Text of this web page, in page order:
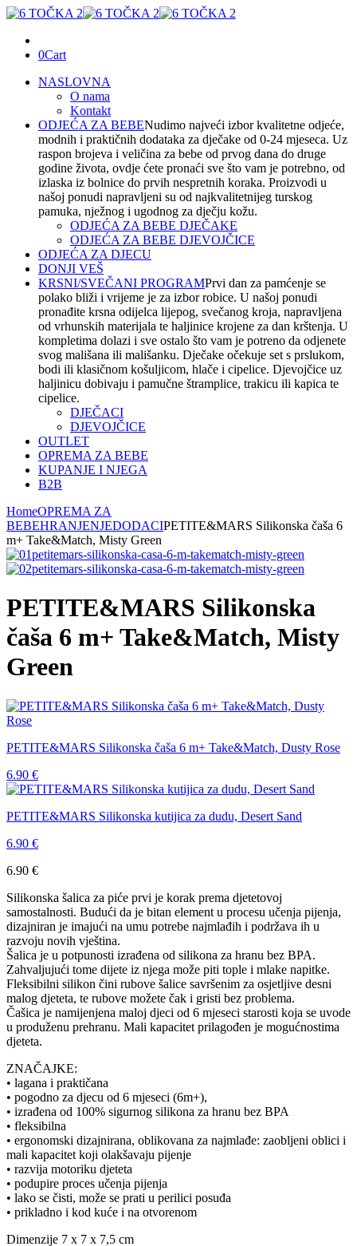
0Cart
NASLOVNA
O nama
Kontakt
ODJEĆA ZA BEBENudimo najveći izbor kvalitetne odjeće,
modnih i praktičnih dodataka za dječake od 0-24 mjeseca. Uz
raspon brojeva i veličina za bebe od prvog dana do druge
godine života, ovdje ćete pronaći sve što vam je potrebno, od
izlaska iz bolnice do prvih nespretnih koraka. Proizvodi u
našoj ponudi napravljeni su od najkvalitetnijeg turskog
pamuka, nježnog i ugodnog za dječju kožu.
ODJEĆA ZA BEBE DJEČAKE
ODJEĆA ZA BEBE DJEVOJČICE
ODJEĆA ZA DJECU
DONJI VEŠ
KRSNI/SVEČANI PROGRAMPrvi dan za pamćenje se
polako bliži i vrijeme je za izbor robice. U našoj ponudi
pronađite krsna odijelca lijepog, svečanog kroja, napravljena
od vrhunskih materijala te haljinice krojene za dan krštenja. U
kompletima dolazi i sve ostalo što vam je potreno da odjenete
svog mališana ili mališanku. Dječake očekuje set s prslukom,
bodi ili klasičnom košuljicom, hlače i cipelice. Djevojčice uz
haljinicu dobivaju i pamučne štramplice, trakicu ili kapica te
cipelice.
DJEČACI
DJEVOJČICE
OUTLET
OPREMA ZA BEBE
KUPANJE I NJEGA
B2B
HomeOPREMA ZA
BEBEHRANJENJEDODACIPETITE&MARS Silikonska čaša 6
m+ Take&Match, Misty Green
PETITE&MARS Silikonska
čaša 6 m+ Take&Match, Misty
Green
PETITE&MARS Silikonska čaša 6 m+ Take&Match, Dusty Rose
6.90 €
PETITE&MARS Silikonska kutijica za dudu, Desert Sand
6.90 €
6.90 €
Silikonska šalica za piće prvi je korak prema djetetovoj
samostalnosti. Budući da je bitan element u procesu učenja pijenja,
dizajniran je imajući na umu potrebe najmlađih i podržava ih u
razvoju novih vještina.
Šalica je u potpunosti izrađena od silikona za hranu bez BPA.
Zahvaljujući tome dijete iz njega može piti tople i mlake napitke.
Fleksibilni silikon čini rubove šalice savršenim za osjetljive desni
malog djeteta, te rubove možete čak i gristi bez problema.
Čašica je namijenjena maloj djeci od 6 mjeseci starosti koja se uvode
u produženu prehranu. Mali kapacitet prilagođen je mogućnostima
djeteta.
ZNAČAJKE:
• lagana i praktičana
• pogodno za djecu od 6 mjeseci (6m+),
• izrađena od 100% sigurnog silikona za hranu bez BPA
• fleksibilna
• ergonomski dizajnirana, oblikovana za najmlađe: zaobljeni oblici i
mali kapacitet koji olakšavaju pijenje
• razvija motoriku djeteta
• podupire proces učenja pijenja
• lako se čisti, može se prati u perilici posuđa
• prikladno i kod kuće i na otvorenom
Dimenzije 7 x 7 x 7,5 cm